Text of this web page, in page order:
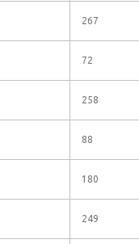
267
72
258
88
180
249